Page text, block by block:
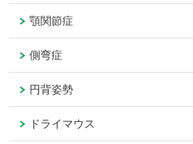
顎関節症
側弯症
円背姿勢
ドライマウス